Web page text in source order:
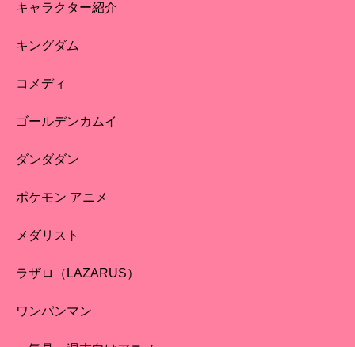
キャラクター紹介
キングダム
コメディ
ゴールデンカムイ
ダンダダン
ポケモン アニメ
メダリスト
ラザロ（LAZARUS）
ワンパンマン